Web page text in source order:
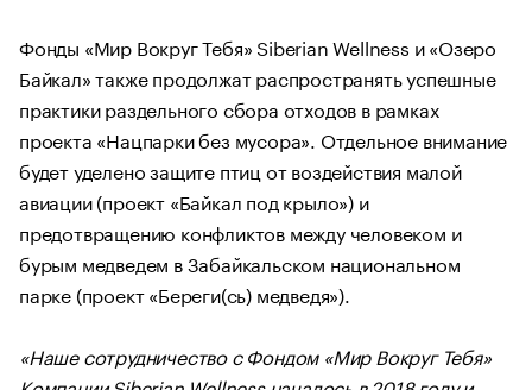
Фонды «Мир Вокруг Тебя» Siberian Wellness и «Озеро
Байкал» также продолжат распространять успешные
практики раздельного сбора отходов в рамках
проекта «Нацпарки без мусора». Отдельное внимание
будет уделено защите птиц от воздействия малой
авиации (проект «Байкал под крыло») и
предотвращению конфликтов между человеком и
бурым медведем в Забайкальском национальном
парке (проект «Береги(сь) медведя»).
«Наше сотрудничество с Фондом «Мир Вокруг Тебя»